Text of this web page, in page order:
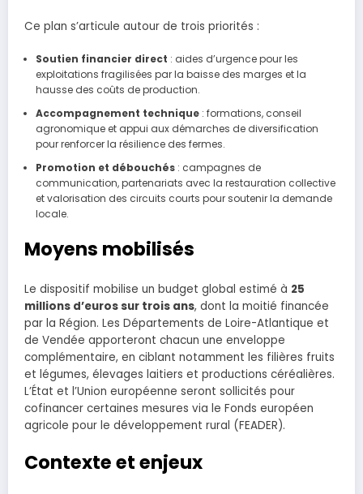
Ce plan s’articule autour de trois priorités :
Soutien financier direct : aides d’urgence pour les
exploitations fragilisées par la baisse des marges et la
hausse des coûts de production.
Accompagnement technique: formations, conseil
agronomique et appui aux démarches de diversification
pour renforcer la résilience des fermes.
Promotion et débouchés: campagnes de
communication, partenariats avec la restauration collective
et valorisation des circuits courts pour soutenir la demande
locale.
Moyens mobilisés
Le dispositif mobilise un budget global estimé à 25
millions d’euros sur trois ans, dont la moitié financée
par la Région. Les Départements de Loire-Atlantique et
de Vendée apporteront chacun une enveloppe
complémentaire, en ciblant notamment les filières fruits
et légumes, élevages laitiers et productions céréalières.
L’État et l’Union européenne seront sollicités pour
cofinancer certaines mesures via le Fonds européen
agricole pour le développement rural (FEADER).
Contexte et enjeux